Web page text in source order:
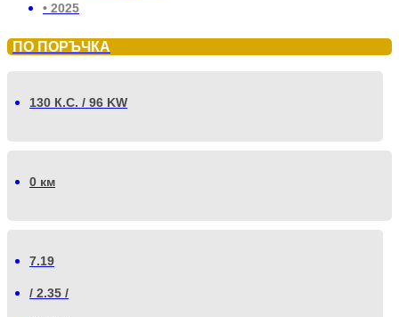
• 2025
ПО ПОРЪЧКА
130 К.С. / 96 KW
0 км
7.19
/ 2.35 /